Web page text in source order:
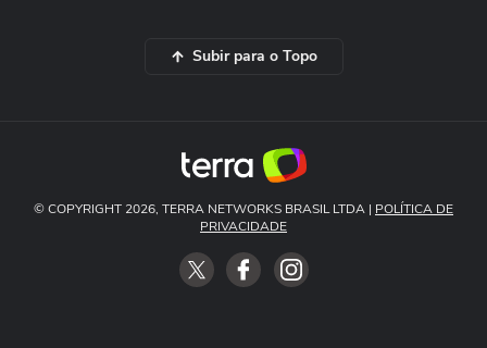
Subir para o Topo
© COPYRIGHT 2026, TERRA NETWORKS BRASIL LTDA | POLÍTICA DE
PRIVACIDADE